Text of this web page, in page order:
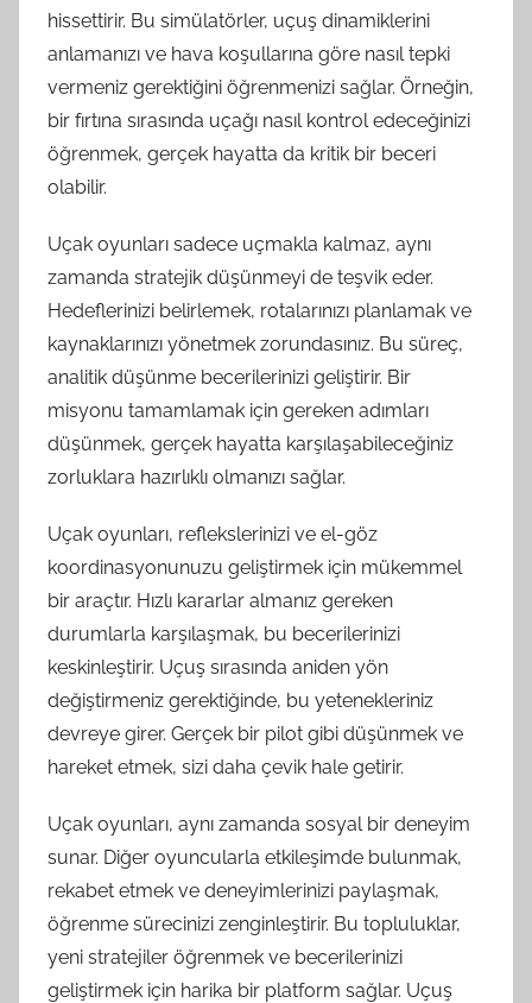
hissettirir. Bu simülatörler, uçuş dinamiklerini
anlamanızı ve hava koşullarına göre nasıl tepki
vermeniz gerektiğini öğrenmenizi sağlar. Örneğin,
bir fırtına sırasında uçağı nasıl kontrol edeceğinizi
öğrenmek, gerçek hayatta da kritik bir beceri
olabilir.
Uçak oyunları sadece uçmakla kalmaz, aynı
zamanda stratejik düşünmeyi de teşvik eder.
Hedeflerinizi belirlemek, rotalarınızı planlamak ve
kaynaklarınızı yönetmek zorundasınız. Bu süreç,
analitik düşünme becerilerinizi geliştirir. Bir
misyonu tamamlamak için gereken adımları
düşünmek, gerçek hayatta karşılaşabileceğiniz
zorluklara hazırlıklı olmanızı sağlar.
Uçak oyunları, reflekslerinizi ve el-göz
koordinasyonunuzu geliştirmek için mükemmel
bir araçtır. Hızlı kararlar almanız gereken
durumlarla karşılaşmak, bu becerilerinizi
keskinleştirir. Uçuş sırasında aniden yön
değiştirmeniz gerektiğinde, bu yetenekleriniz
devreye girer. Gerçek bir pilot gibi düşünmek ve
hareket etmek, sizi daha çevik hale getirir.
Uçak oyunları, aynı zamanda sosyal bir deneyim
sunar. Diğer oyuncularla etkileşimde bulunmak,
rekabet etmek ve deneyimlerinizi paylaşmak,
öğrenme sürecinizi zenginleştirir. Bu topluluklar,
yeni stratejiler öğrenmek ve becerilerinizi
geliştirmek için harika bir platform sağlar. Uçuş